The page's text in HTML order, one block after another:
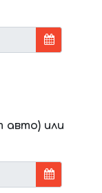
авто) или